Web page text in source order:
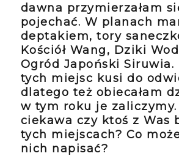
dawna przymierzałam
pojechać. W planach
deptakiem, tory
Kościół Wang, Dziki
Ogród Japoński Siruwia.
tych miejsc kusi do
dlatego też obiecałam
w tym roku je zaliczymy.
ciekawa czy ktoś z Was
tych miejscach? Co
nich napisać?